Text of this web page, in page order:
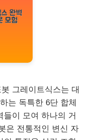
그레이트식스는 대
는 독특한 6단 합체
들이 모여 하나의 거
은 전통적인 변신 자